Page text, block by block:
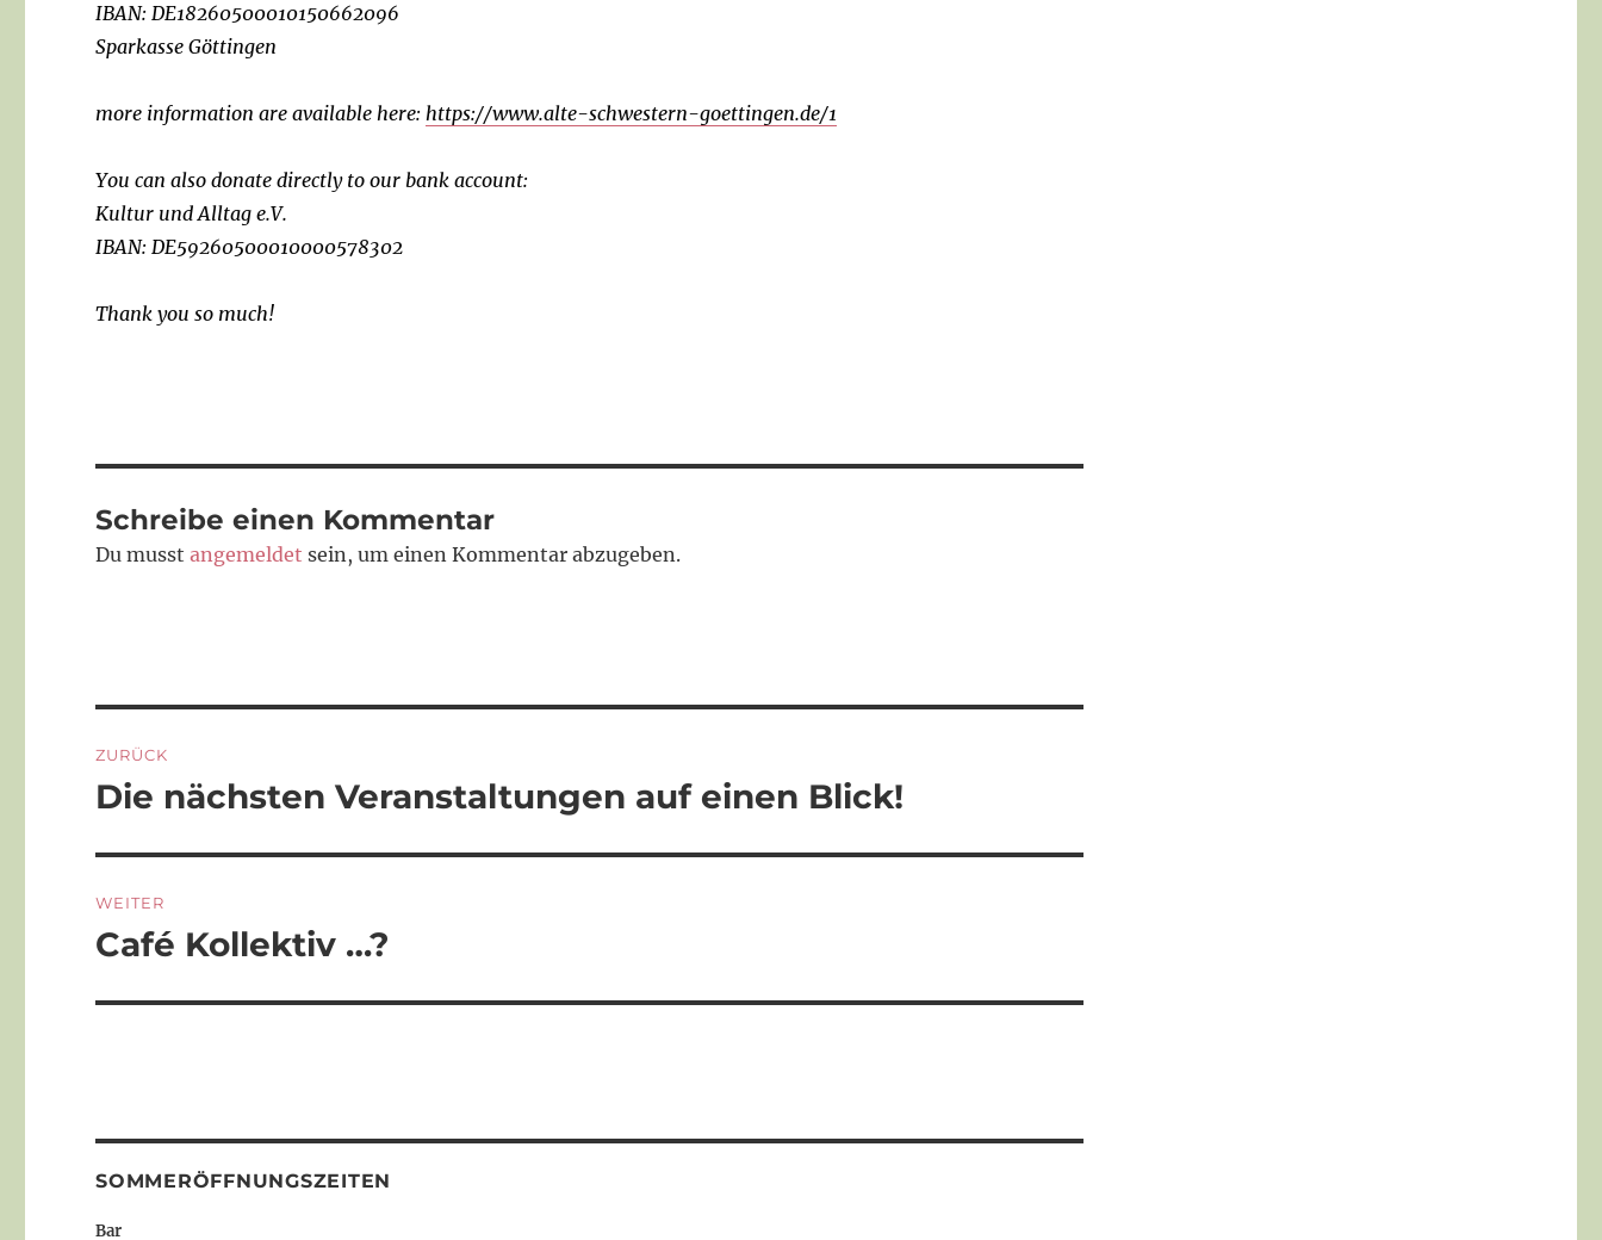
IBAN: DE18260500010150662096
Sparkasse Göttingen
more information are available here:https://www.alte-schwestern-goettingen.de/1
You can also donate directly to our bank account:
Kultur und Alltag e.V.
IBAN: DE59260500010000578302
Thank you so much!
Schreibe einen Kommentar
Du musstangemeldet sein, um einen Kommentar abzugeben.
ZURÜCK
Vorheriger
Die nächsten Veranstaltungen auf einen Blick!
WEITER
Nächster
Café Kollektiv …?
SOMMERÖFFNUNGSZEITEN
Bar